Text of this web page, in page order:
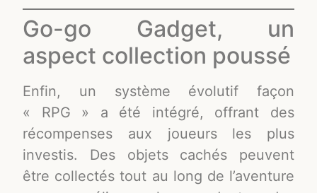
Go-go Gadget, un
aspect collection poussé
Enfin, un système évolutif façon
« RPG » a été intégré, offrant des
récompenses aux joueurs les plus
investis. Des objets cachés peuvent
être collectés tout au long de l’aventure